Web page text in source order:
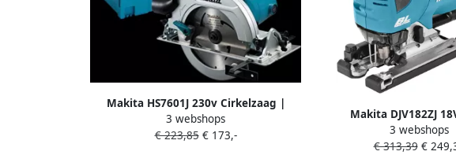
Makita HS7601J 230v Cirkelzaag |
1200w 190mm HS7601J
3 webshops
€ 223,85€ 173,-
Makita DJV182ZJ
Decoupeerzaag D-
accu&apos;s en lader
3 webshops
€ 313,39€